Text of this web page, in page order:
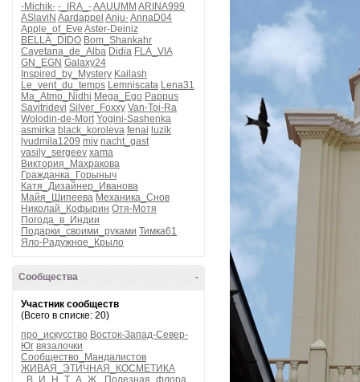
-Michik- -_IRA_-AAUUMM ARINA999
ASlaviN Aardappel Anju-AnnaD04
Apple_of_Eve Aster-Deiniz
BELLA_DIDO Bom_Shankahr
Cayetana_de_Alba Didia FLA_VIA
GN_EGN Galaxy24
Inspired_by_Mystery Kailash
Le_vent_du_temps Lemniscata Lena31
Ma_Atmo_Nidhi Mega_Ego Pappus
Savitridevi Silver_Foxxy Van-Toi-Ra
Wolodin-de-Mort Yogini-Sashenka
asmirka black_koroleva fenai luzik
lyudmila1209 mjv nacht_gast
vasily_sergeev xama
Виктория_Махракова
Гражданка_Горыныч
Катя_Дизайнер_Иванова
Майя_Шипеева Механика_Снов
Николай_Кофырин Отя-Мотя
Погода_в_Индии
Подарки_своими_руками Тимка61
Яло-Радужное_Крыло
-
Сообщества
Участник сообществ
(Всего в списке: 20)
про_искусство Восток-Запад-Север-
Юг вязалочки
Сообщество_Мандалистов
ЖИВАЯ_ЭТИЧНАЯ_КОСМЕТИКА
_В_И_Н_Т_А_Ж_
Полезная_флора